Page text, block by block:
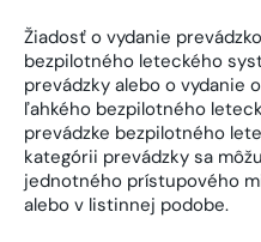
Žiadosť o vydanie
bezpilotného leteckého
prevádzky alebo o vydanie
ľahkého bezpilotného
prevádzke bezpilotného
kategórii prevádzky sa
jednotného prístupového
alebo v listinnej podobe.